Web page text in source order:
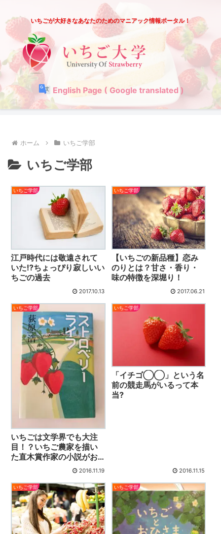
いちごが大好きなあなたのためのマニアック情報ポータル！
English Page ( Google translated )
ホーム いちご学部
いちご学部
いちご学部
江戸時代には敬遠されて
いた!?ちょっぴり寂しいい
ちごの過去
2017.10.13
いちご学部
【いちごの新品種】恋み
のりとは？甘さ・香り・
味の特徴を深堀り！
2017.06.21
いちご学部
いちごは文学界でも大注
目！？いちご農家を描い
た直木賞作家の小説がお
2016.11.19
いちご学部
「イチゴ◯◯」という名
前の競走馬がいるって本
当?
2016.11.15
いちご学部 いちご学部